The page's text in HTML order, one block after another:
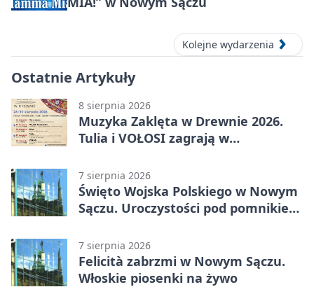
Kolejne wydarzenia
Ostatnie Artykuły
8 sierpnia 2026
Muzyka Zaklęta w Drewnie 2026.
Tulia i VOŁOSI zagrają w
7 sierpnia 2026
Święto Wojska Polskiego w Nowym
Sączu. Uroczystości pod pomnikiem
7 sierpnia 2026
Felicità zabrzmi w Nowym Sączu.
Włoskie piosenki na żywo